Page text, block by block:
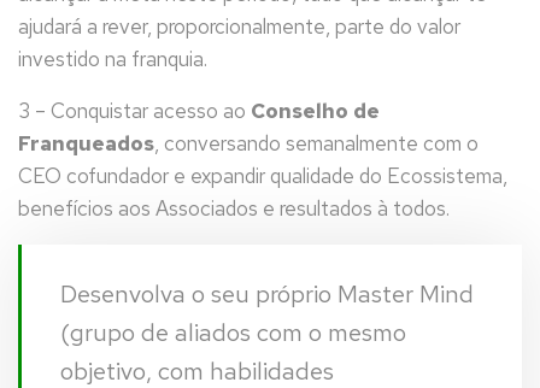
ajudará a rever, proporcionalmente, parte do valor
investido na franquia.
3 – Conquistar acesso ao Conselho de
Franqueados, conversando semanalmente com o
CEO cofundador e expandir qualidade do Ecossistema,
benefícios aos Associados e resultados à todos.
Desenvolva o seu próprio Master Mind
(grupo de aliados com o mesmo
objetivo, com habilidades